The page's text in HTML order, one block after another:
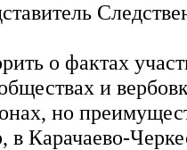
о фактах
и
но
в Карачаево-